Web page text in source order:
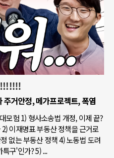
!!!!!!!
주거안정, 메가프로젝트, 폭염
모험 1) 형사소송법 개정, 이제 끝?
이재명표 부동산 정책을 근거로
없는 부동산 정책 4) 노동법 도려
구'인가? 5) ...